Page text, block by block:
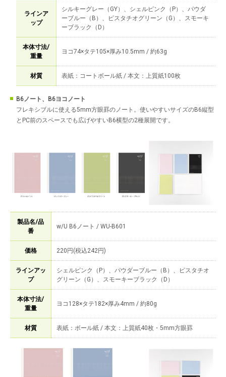
ラインア
ップ
シルキーグレー（GY）、シェルピンク（P）、パウダ
ーブルー（B）、ピスタチオグリーン（G）、スモーキ
ーブラック（D）
本体寸法/
重量
ヨコ74×タテ105×厚み10.5mm / 約63g
材質 表紙：コートボール紙 / 本文：上質紙100枚
B6ノート、B6ヨコノート
フレキシブルに使える5mm方眼罫のノート。使いやすいサイズのB6縦型
とPC前のスペースでも広げやすいB6横型の2種展開です。
製品名/品
番
w/U B6ノート / WU-B601
価格 220円(税込242円)
ラインアッ
プ
シェルピンク（P）、パウダーブルー（B）、ピスタチオ
グリーン（G）、スモーキーブラック（D）
本体寸法/
重量
ヨコ128×タテ182×厚み4mm / 約80g
材質 表紙：ボール紙 / 本文：上質紙40枚・5mm方眼罫